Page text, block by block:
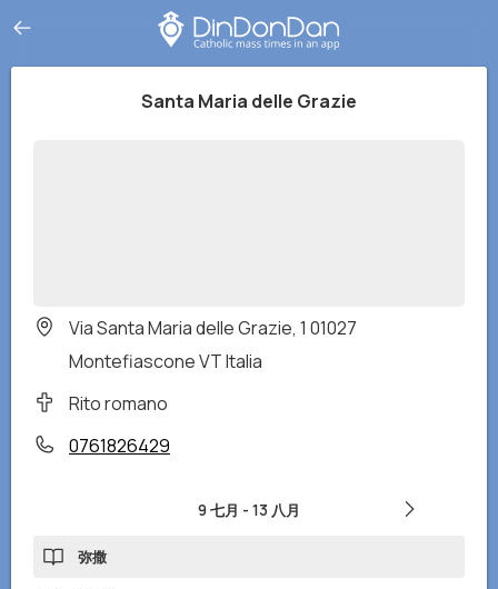
Santa Maria delle Grazie
Via Santa Maria delle Grazie, 1 01027
Montefiascone VT Italia
Rito romano
0761826429
9 七月 - 13 八月
弥撒